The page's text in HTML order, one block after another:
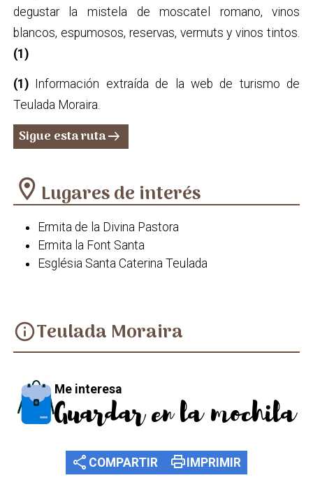
degustar la mistela de moscatel romano, vinos
blancos, espumosos, reservas, vermuts y vinos tintos.
(1)
(1)Información extraída de la web de turismo de
Teulada Moraira.
Sigue esta rutaarrow_right_alt
location_on Lugares de interés
Ermita de la Divina Pastora
Ermita la Font Santa
Església Santa Caterina Teulada
infoTeulada Moraira
Me interesa
Guardar en la mochila
share COMPARTIR printIMPRIMIR